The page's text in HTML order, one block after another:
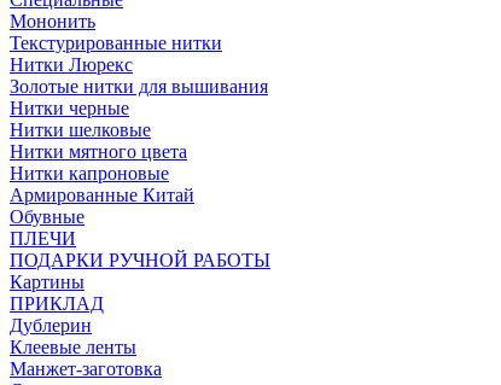
Мононить
Текстурированные нитки
Нитки Люрекс
Золотые нитки для вышивания
Нитки черные
Нитки шелковые
Нитки мятного цвета
Нитки капроновые
Армированные Китай
Обувные
ПЛЕЧИ
ПОДАРКИ РУЧНОЙ РАБОТЫ
Картины
ПРИКЛАД
Дублерин
Клеевые ленты
Манжет-заготовка